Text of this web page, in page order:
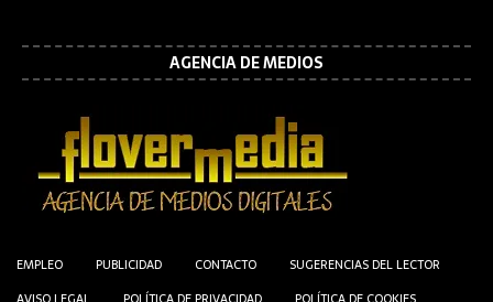
AGENCIA DE MEDIOS
EMPLEO PUBLICIDAD CONTACTO
SUGERENCIAS DEL LECTOR